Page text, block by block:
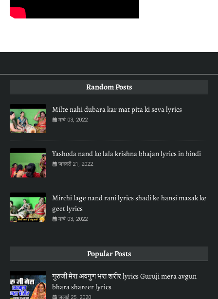
Random Posts
Milte nahi dubara kar mat pita ki seva lyrics
मार्च 03, 2022
Yashoda nand ko lala krishna bhajan lyrics in hindi
जनवरी 21, 2022
Mirchi lage nand rani lyrics shadi ke hansi mazak ke
geet lyrics
मार्च 03, 2022
Popular Posts
गुरुजी मेरा अवगुण भरा शरीर lyrics Guruji mera avgun
bhara shareer lyrics
जुलाई 25, 2020